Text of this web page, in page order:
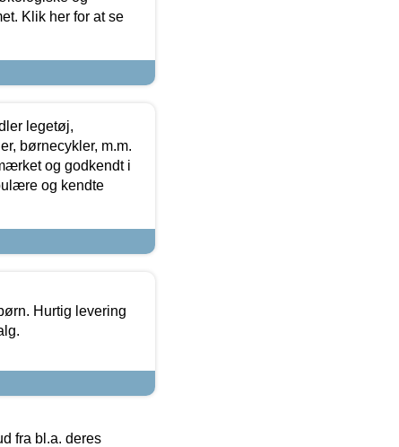
Klik her for at se
legetøj,
børnecykler, m.m.
og godkendt i
og kendte
Hurtig levering
fra bl.a. deres